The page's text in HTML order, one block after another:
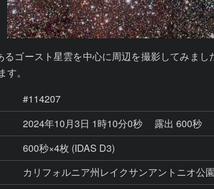
るゴースト星雲を中心に周辺を撮影してみま
。
#114207
2024年10月3日 1時10分0秒
露出 600秒
600秒×4枚 (IDAS D3)
カリフォルニア州レイクサンアントニオ公園